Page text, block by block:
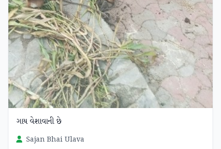
ગાય વેશાવાની છે
Sajan Bhai Ulava